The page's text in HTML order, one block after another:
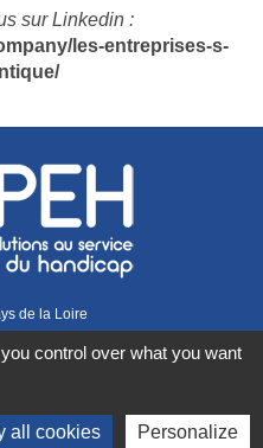
sur Linkedin :
les-entreprises-s-
de la Loire
Nantes
sur
control over what you want
all cookies Personalize